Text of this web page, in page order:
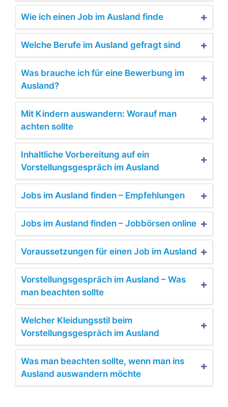
Wie ich einen Job im Ausland finde
Welche Berufe im Ausland gefragt sind
Was brauche ich für eine Bewerbung im
Ausland?
Mit Kindern auswandern: Worauf man
achten sollte
Inhaltliche Vorbereitung auf ein
Vorstellungsgespräch im Ausland
Jobs im Ausland finden – Empfehlungen
Jobs im Ausland finden – Jobbörsen online
Voraussetzungen für einen Job im Ausland
Vorstellungsgespräch im Ausland – Was
man beachten sollte
Welcher Kleidungsstil beim
Vorstellungsgespräch im Ausland
Was man beachten sollte, wenn man ins
Ausland auswandern möchte